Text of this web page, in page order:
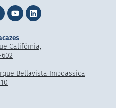
Califórnia,
602
Bellavista Imboassica